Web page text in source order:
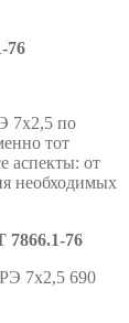
76
7х2,5 по
тот
аспекты: от
необходимых
76
7х2,5 690